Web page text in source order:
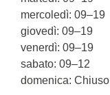
mercoledì: 09–19
giovedì: 09–19
venerdì: 09–19
sabato: 09–12
domenica: Chiuso